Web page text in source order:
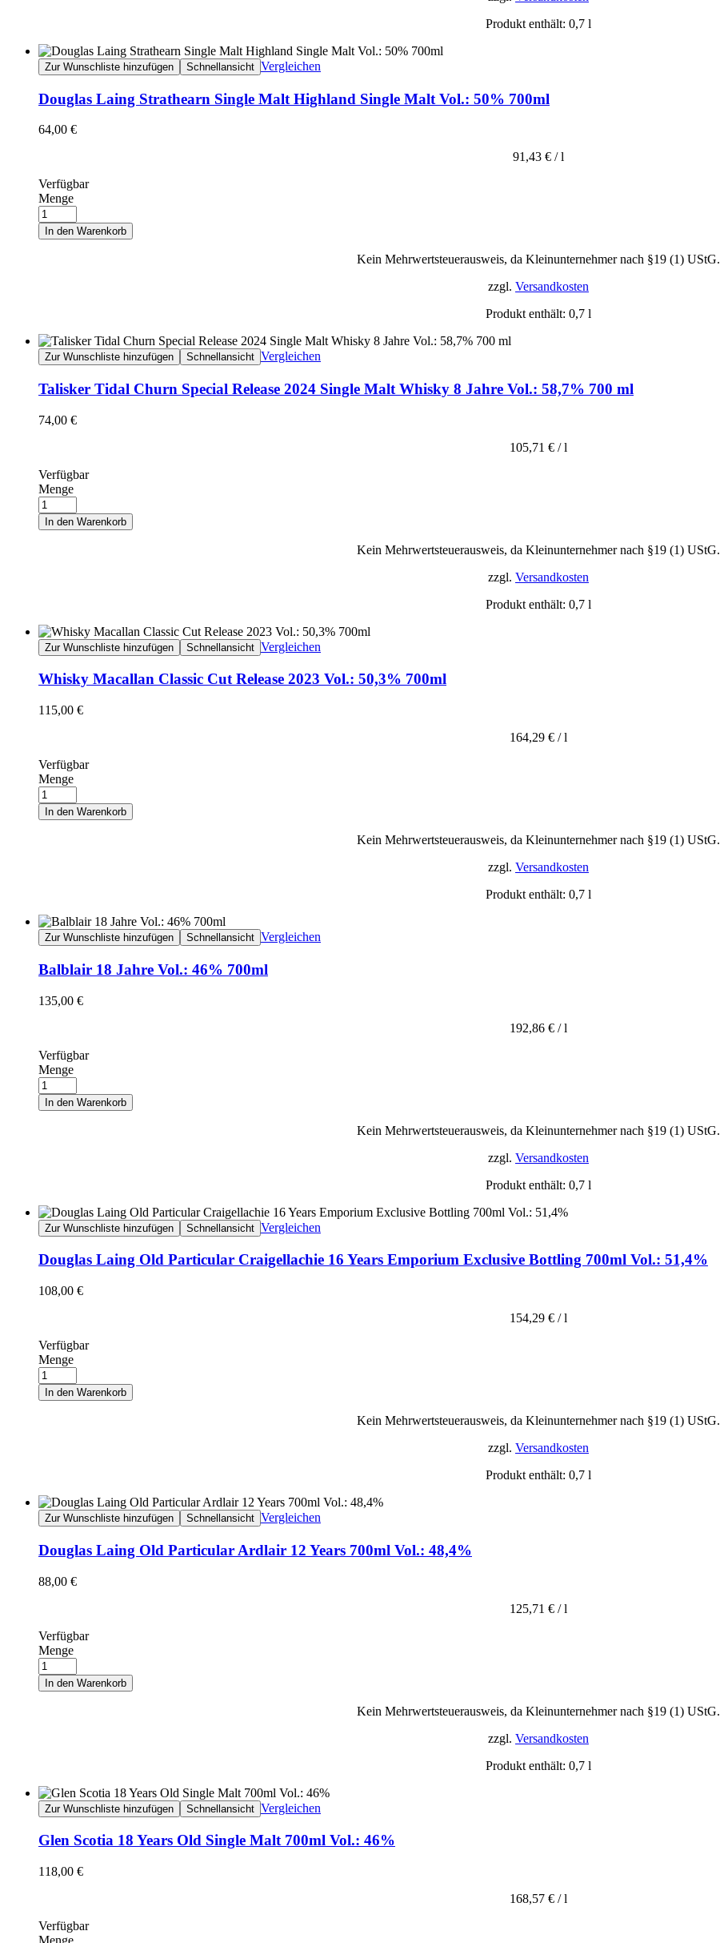
Produkt enthält: 0,7 l
Zur Wunschliste hinzufügen Schnellansicht Vergleichen
Douglas Laing Strathearn Single Malt Highland Single Malt Vol.: 50% 700ml
64,00 €
91,43 € /l
Verfügbar
Menge
In den Warenkorb
Kein Mehrwertsteuerausweis, da Kleinunternehmer nach §19 (1) UStG.
zzgl. Versandkosten
Produkt enthält: 0,7 l
Zur Wunschliste hinzufügen Schnellansicht Vergleichen
Talisker Tidal Churn Special Release 2024 Single Malt Whisky 8 Jahre Vol.: 58,7% 700 ml
74,00 €
105,71 € /l
Verfügbar
Menge
In den Warenkorb
Kein Mehrwertsteuerausweis, da Kleinunternehmer nach §19 (1) UStG.
zzgl. Versandkosten
Produkt enthält: 0,7 l
Zur Wunschliste hinzufügen Schnellansicht Vergleichen
Whisky Macallan Classic Cut Release 2023 Vol.: 50,3% 700ml
115,00 €
164,29 € /l
Verfügbar
Menge
In den Warenkorb
Kein Mehrwertsteuerausweis, da Kleinunternehmer nach §19 (1) UStG.
zzgl. Versandkosten
Produkt enthält: 0,7 l
Zur Wunschliste hinzufügen Schnellansicht Vergleichen
Balblair 18 Jahre Vol.: 46% 700ml
135,00 €
192,86 € /l
Verfügbar
Menge
In den Warenkorb
Kein Mehrwertsteuerausweis, da Kleinunternehmer nach §19 (1) UStG.
zzgl. Versandkosten
Produkt enthält: 0,7 l
Zur Wunschliste hinzufügen Schnellansicht Vergleichen
Douglas Laing Old Particular Craigellachie 16 Years Emporium Exclusive Bottling 700ml Vol.: 51,4%
108,00 €
154,29 € /l
Verfügbar
Menge
In den Warenkorb
Kein Mehrwertsteuerausweis, da Kleinunternehmer nach §19 (1) UStG.
zzgl. Versandkosten
Produkt enthält: 0,7 l
Zur Wunschliste hinzufügen Schnellansicht Vergleichen
Douglas Laing Old Particular Ardlair 12 Years 700ml Vol.: 48,4%
88,00 €
125,71 € /l
Verfügbar
Menge
In den Warenkorb
Kein Mehrwertsteuerausweis, da Kleinunternehmer nach §19 (1) UStG.
zzgl. Versandkosten
Produkt enthält: 0,7 l
Zur Wunschliste hinzufügen Schnellansicht Vergleichen
Glen Scotia 18 Years Old Single Malt 700ml Vol.: 46%
118,00 €
168,57 € /l
Verfügbar
Menge